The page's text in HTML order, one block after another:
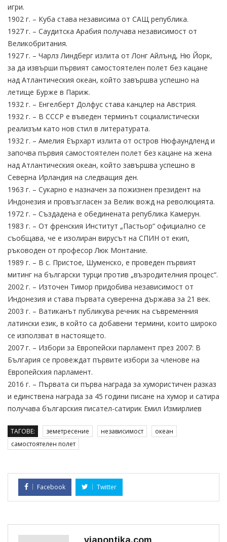
игри.
1902 г. – Куба става независима от САЩ република.
1927 г. – Саудитска Арабия получава независимост от
Великобритания.
1927 г. – Чарлз Линдберг излита от Лонг Айлънд, Ню Йорк,
за да извърши първият самостоятелен полет без кацане
над Атлантическия океан, който завършва успешно на
летище Бурже в Париж.
1932 г. – Енгелберт Долфус става канцлер на Австрия.
1932 г. – В СССР е въведен терминът социалистически
реализъм като нов стил в литературата.
1932 г. – Амелия Еърхарт излита от остров Нюфаундленд и
започва първия самостоятелен полет без кацане на жена
над Атлантическия океан, който завършва успешно в
Северна Ирландия на следващия ден.
1963 г. – Сукарно е назначен за пожизнен президент на
Индонезия и провъзгласен за Велик вожд на революцията.
1972 г. – Създадена е обединената република Камерун.
1983 г. – От френския Институт „Пастьор“ официално се
съобщава, че е изолиран вирусът на СПИН от екип,
ръководен от професор Люк Монтание.
1989 г. – В с. Пристое, Шуменско, е проведен първият
митинг на български турци против „възродителния процес“.
2002 г. – Източен Тимор придобива независимост от
Индонезия и става първата суверенна държава за 21 век.
2003 г. – Ватиканът публикува речник на съвременния
латински език, в който са добавени термини, които широко
се използват в настоящето.
2007 г. – Избори за Европейски парламент през 2007: В
България се провеждат първите избори за членове на
Европейския парламент.
2016 г. – Първата си първа награда за хумористичен разказ
и единствена награда за 45 години писане на хумор и сатира
получава българския писател-сатирик Емил Измирлиев
ТАГОВЕ: земетресение независимост
океан
самостоятелен полет
Facebook Twitter
viapontika.com